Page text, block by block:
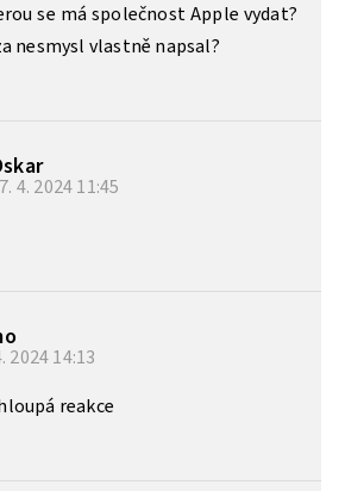
se má společnost Apple vydat?
nesmysl vlastně napsal?
4. 202411:45
202414:13
reakce